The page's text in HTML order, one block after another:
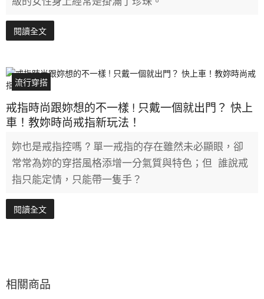
閱讀全文
流行穿搭
戒指時尚跟妳想的不一樣 ! 只戴一個就出門？ 快上
車！教妳時尚戒指新玩法！
妳也是戒指控嗎 ? 單一戒指的存在雖然未必顯眼，卻
常常為妳的穿搭風格添增一分氣質與特色；但 誰說戒
指只能定情，只能帶一隻手？
閱讀全文
相關商品